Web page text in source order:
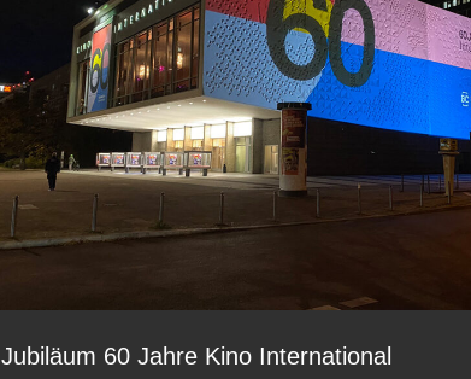
Jubiläum 60 Jahre Kino International